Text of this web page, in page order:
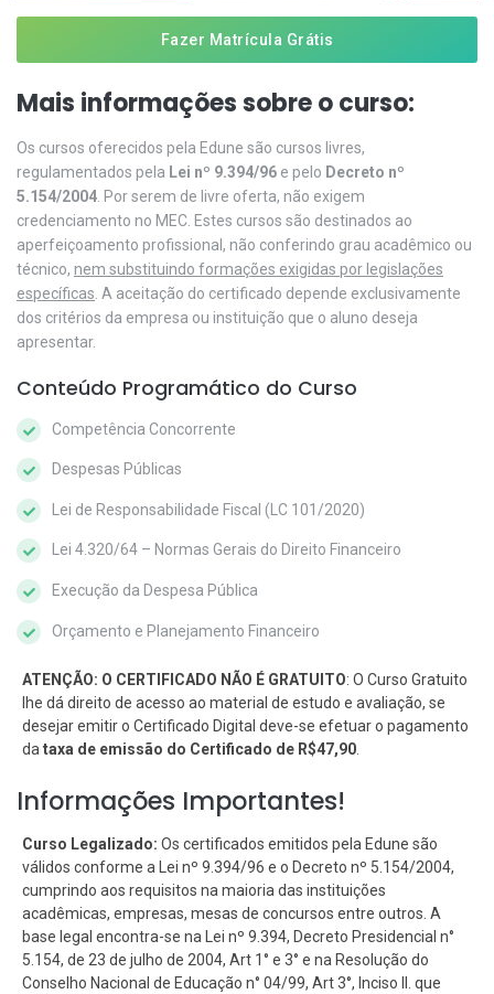
Fazer Matrícula Grátis
Mais informações sobre o curso:
Os cursos oferecidos pela Edune são cursos livres,
regulamentados pela Lei nº 9.394/96 e pelo Decreto nº
5.154/2004 . Por serem de livre oferta, não exigem
credenciamento no MEC. Estes cursos são destinados ao
aperfeiçoamento profissional, não conferindo grau acadêmico ou
técnico, nem substituindo formações exigidas por legislações
específicas . A aceitação do certificado depende exclusivamente
dos critérios da empresa ou instituição que o aluno deseja
apresentar.
Conteúdo Programático do Curso
Competência Concorrente
Despesas Públicas
Lei de Responsabilidade Fiscal (LC 101/2020)
Lei 4.320/64 – Normas Gerais do Direito Financeiro
Execução da Despesa Pública
Orçamento e Planejamento Financeiro
ATENÇÃO: O CERTIFICADO NÃO É GRATUITO: O Curso Gratuito
lhe dá direito de acesso ao material de estudo e avaliação, se
desejar emitir o Certificado Digital deve-se efetuar o pagamento
dataxa de emissão do Certificado de R$47,90.
Informações Importantes!
Curso Legalizado: Os certificados emitidos pela Edune são
válidos conforme a Lei nº 9.394/96 e o Decreto nº 5.154/2004,
cumprindo aos requisitos na maioria das instituições
acadêmicas, empresas, mesas de concursos entre outros. A
base legal encontra-se na Lei nº 9.394, Decreto Presidencial n°
5.154, de 23 de julho de 2004, Art 1° e 3° e na Resolução do
Conselho Nacional de Educação n° 04/99, Art 3°, Inciso II. que